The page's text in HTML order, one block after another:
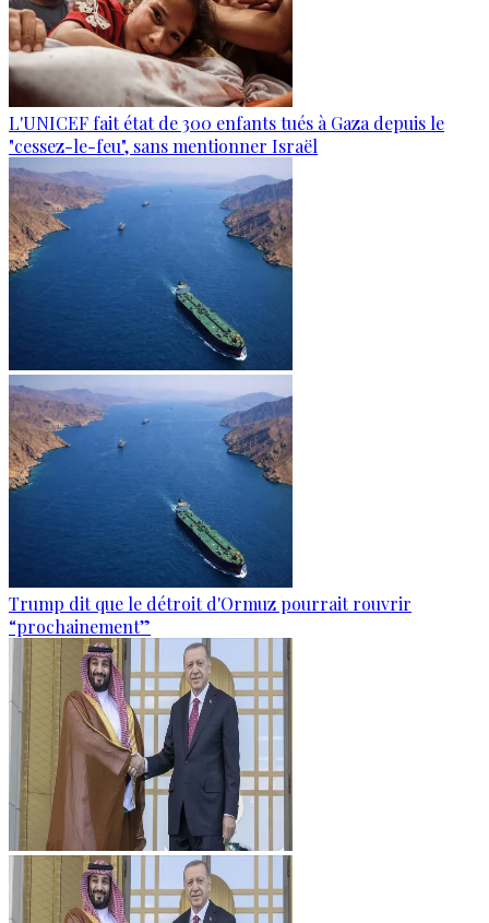
L'UNICEF fait état de 300 enfants tués à Gaza depuis le
"cessez-le-feu", sans mentionner Israël
Trump dit que le détroit d'Ormuz pourrait rouvrir
“prochainement”